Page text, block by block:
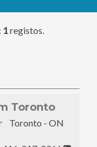
1 registos.
Toronto
Toronto - ON